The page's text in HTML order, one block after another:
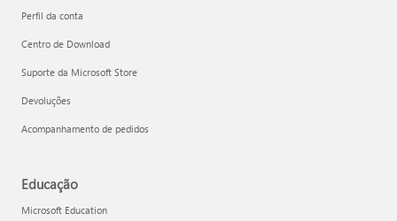
Perfil da conta
Centro de Download
Suporte da Microsoft Store
Devoluções
Acompanhamento de pedidos
Educação
Microsoft Education